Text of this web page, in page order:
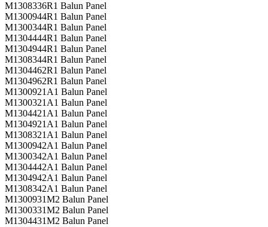
M1308336R1 Balun Panel
M1300944R1 Balun Panel
M1300344R1 Balun Panel
M1304444R1 Balun Panel
M1304944R1 Balun Panel
M1308344R1 Balun Panel
M1304462R1 Balun Panel
M1304962R1 Balun Panel
M1300921A1 Balun Panel
M1300321A1 Balun Panel
M1304421A1 Balun Panel
M1304921A1 Balun Panel
M1308321A1 Balun Panel
M1300942A1 Balun Panel
M1300342A1 Balun Panel
M1304442A1 Balun Panel
M1304942A1 Balun Panel
M1308342A1 Balun Panel
M1300931M2 Balun Panel
M1300331M2 Balun Panel
M1304431M2 Balun Panel